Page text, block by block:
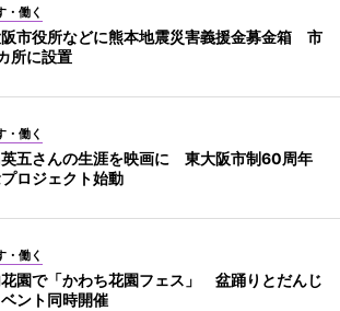
・働く
市役所などに熊本地震災害義援金募金箱 市
所に設置
・働く
五さんの生涯を映画に 東大阪市制60周年
ロジェクト始動
・働く
園で「かわち花園フェス」 盆踊りとだんじ
ベント同時開催